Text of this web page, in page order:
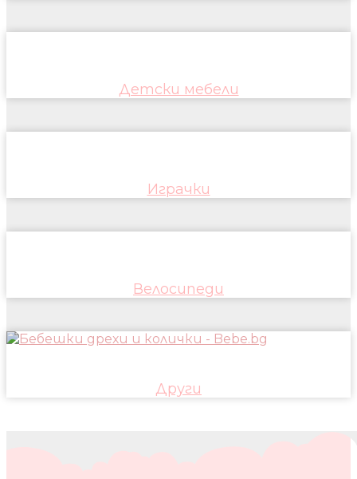
Детски мебели
Играчки
Велосипеди
Други